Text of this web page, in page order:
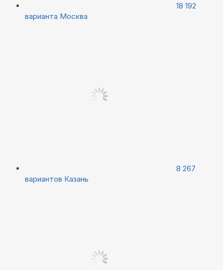
18 192
варианта Москва
8 267
вариантов Казань